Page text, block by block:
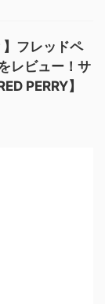
】フレッドペ
レビュー！サ
PERRY】